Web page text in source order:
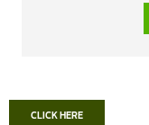
CLICK HERE